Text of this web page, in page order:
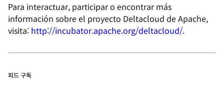
Para interactuar, participar o encontrar más
información sobre el proyecto Deltacloud de Apache,
visita: http://incubator.apache.org/deltacloud/.
피드 구독